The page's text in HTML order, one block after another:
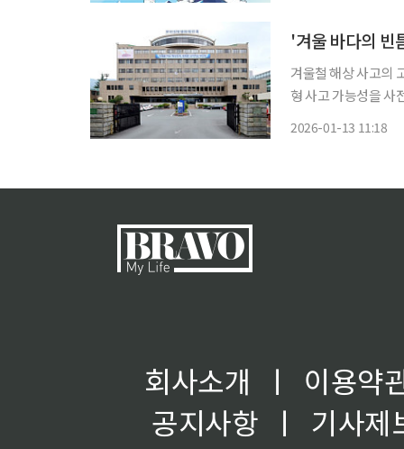
'겨울 바다의 빈
겨울철 해상 사고의
형 사고 가능성을 사전에 차단하겠다는
2026-01-13 11:18
회사소개 ㅣ
이용약
공지사항
ㅣ
기사제